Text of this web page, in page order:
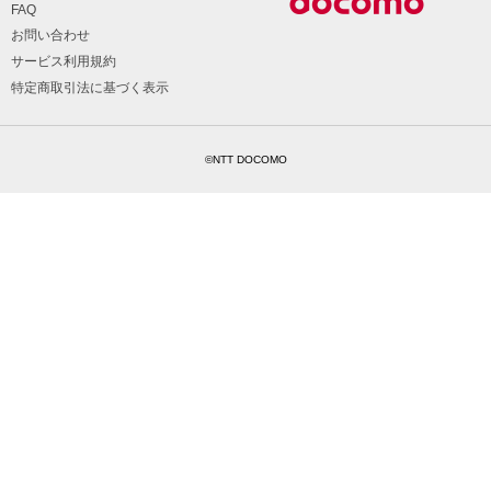
FAQ
お問い合わせ
サービス利用規約
特定商取引法に基づく表示
©NTT DOCOMO